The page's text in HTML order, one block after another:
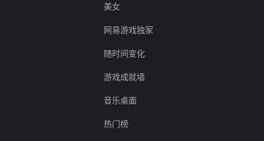
美女
网易游戏独家
随时间变化
游戏成就墙
音乐桌面
热门榜